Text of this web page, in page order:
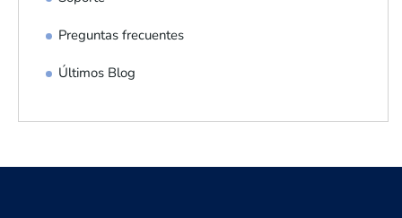
Preguntas frecuentes
Últimos Blog